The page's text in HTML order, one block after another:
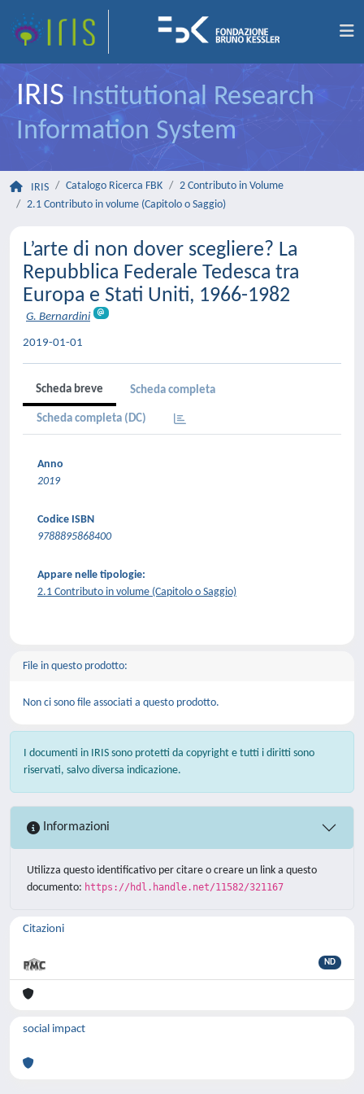
IRIS Institutional Research
Information System
IRIS Catalogo Ricerca FBK
2 Contributo in Volume
2.1 Contributo in volume (Capitolo o Saggio)
L’arte di non dover scegliere? La
Repubblica Federale Tedesca tra
Europa e Stati Uniti, 1966-1982
G. Bernardini
2019-01-01
Scheda breve Scheda completa
Scheda completa (DC)
Anno
2019
Codice ISBN
9788895868400
Appare nelle tipologie:
2.1 Contributo in volume (Capitolo o Saggio)
File in questo prodotto:
Non ci sono file associati a questo prodotto.
I documenti in IRIS sono protetti da copyright e tutti i diritti sono
riservati, salvo diversa indicazione.
Informazioni
Utilizza questo identificativo per citare o creare un link a questo
documento: https://hdl.handle.net/11582/321167
Citazioni
ND
social impact